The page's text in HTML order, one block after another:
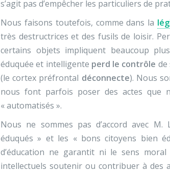
s’agit pas d’empêcher les particuliers de
Nous faisons toutefois, comme dans la
très destructrices et des fusils de loisir.
certains objets impliquent beaucoup
éduquée et intelligente perd le contrôle de
(le cortex préfrontal déconnecte). Nous
nous font parfois poser des actes que
« automatisés ».
Nous ne sommes pas d’accord avec
éduqués » et les « bons citoyens bien
d’éducation ne garantit ni le sens
intellectuels soutenir ou contribuer à des